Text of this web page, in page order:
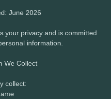
June 2026
your privacy and is committed
information.
We Collect
collect: